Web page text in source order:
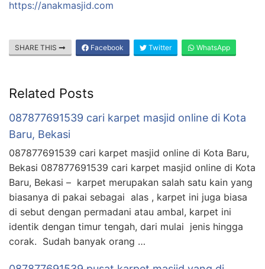
https://anakmasjid.com
SHARE THIS Facebook Twitter WhatsApp
Related Posts
087877691539 cari karpet masjid online di Kota
Baru, Bekasi
087877691539 cari karpet masjid online di Kota Baru,
Bekasi 087877691539 cari karpet masjid online di Kota
Baru, Bekasi – karpet merupakan salah satu kain yang
biasanya di pakai sebagai alas , karpet ini juga biasa
di sebut dengan permadani atau ambal, karpet ini
identik dengan timur tengah, dari mulai jenis hingga
corak. Sudah banyak orang …